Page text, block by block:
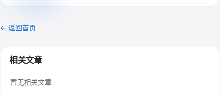
← 返回首页
相关文章
暂无相关文章